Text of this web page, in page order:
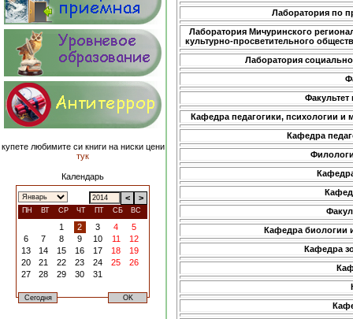
купете любимите си книги на ниски цени
тук
Календарь
< >
ПН ВТ СР ЧТ ПТ СБ ВС
1 2 3 4
5
6
7 8 9 10 11
12
13
14 15 16 17 18
19
20
21 22 23 24 25
26
27
28 29 30 31
Лаборатория по
Лаборатория Мичуринского
культурно-просветительного
Лаборатория
Факультет
Кафедра педагогики, психологии и
Кафедра
Кафедра биологии
Кафедра